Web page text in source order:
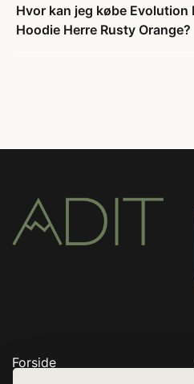
Hvor kan jeg købe Evolution
Hoodie Herre Rusty Orange?
Forside